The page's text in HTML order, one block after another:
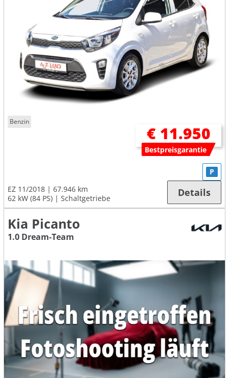
Benzin
€ 11.950
Bestpreisgarantie
EZ 11/2018
67.946 km
62 kW (84 PS)
Schaltgetriebe
P
Details
Kia Picanto
1.0 Dream-Team